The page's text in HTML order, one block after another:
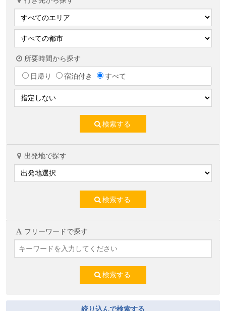
所要時間から探す
日帰り 宿泊付き すべて
検索する
出発地で探す
検索する
フリーワードで探す
検索する
絞り込んで検索する